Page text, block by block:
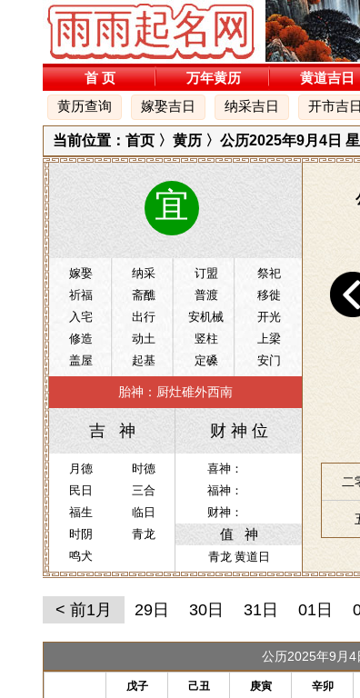
首 页 万年黄历 黄道吉日
黄历查询
嫁娶吉日 纳采吉日 开市吉日
当前位置： 首页 〉 黄历 〉公历2025年9月4日
宜
嫁娶 纳采 订盟
祭祀
祈福
斋醮 普渡
移徙
入宅
出行 安机械
开光
修造
动土 竖柱
上梁
盖屋
起基 定磉
安门
破土
胎神：厨灶碓外西南
吉 神
月德
时德
民日
三合
福生
临日
时阴
青龙
鸣犬
财 神 位
喜神：
福神：
财神：
值 神
青龙 黄道日
二
< 前1月 29日 30日 31日 01日
公历2025年9月4
戊子 己丑 庚寅 辛卯